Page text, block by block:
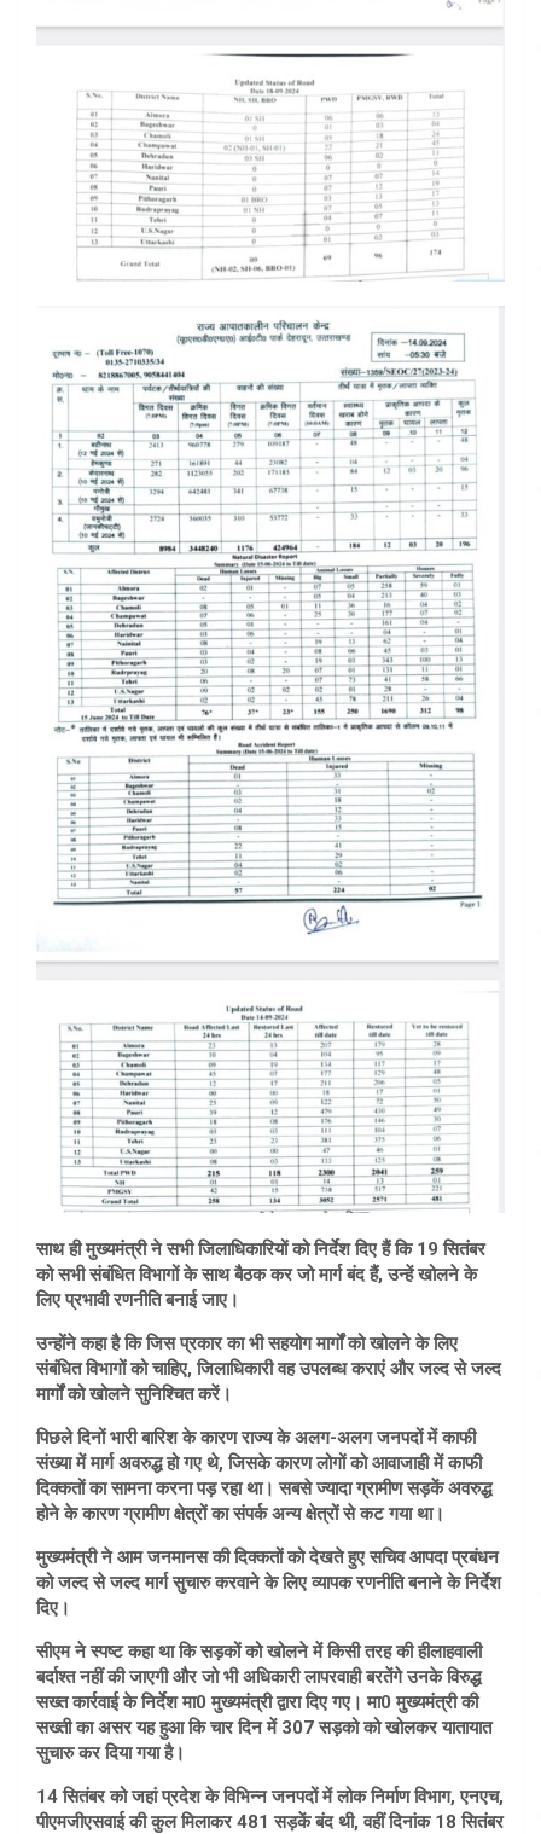
साथ ही मुख्यमंत्री ने सभी जिलाधिकारियों को निर्देश दिए हैं कि 19 सितंबर
को सभी संबंधित विभागों के साथ बैठक कर जो मार्ग बंद हैं, उन्हें खोलने के
लिए प्रभावी रणनीति बनाई जाए।
उन्होंने कहा है कि जिस प्रकार का भी सहयोग मार्गों को खोलने के लिए
संबंधित विभागों को चाहिए, जिलाधिकारी वह उपलब्ध कराएं और जल्द से जल्द
मार्गों को खोलने सुनिश्चित करें।
पिछले दिनों भारी बारिश के कारण राज्य के अलग-अलग जनपदों में काफी
संख्या में मार्ग अवरुद्ध हो गए थे, जिसके कारण लोगों को आवाजाही में काफी
दिक्कतों का सामना करना पड़ रहा था। सबसे ज्यादा ग्रामीण सड़कें अवरुद्ध
होने के कारण ग्रामीण क्षेत्रों का संपर्क अन्य क्षेत्रों से कट गया था।
मुख्यमंत्री ने आम जनमानस की दिक्कतों को देखते हुए सचिव आपदा प्रबंधन
को जल्द से जल्द मार्ग सुचारु करवाने के लिए व्यापक रणनीति बनाने के निर्देश
दिए।
सीएम ने स्पष्ट कहा था कि सड़कों को खोलने में किसी तरह की हीलाहवाली
बर्दाश्त नहीं की जाएगी और जो भी अधिकारी लापरवाही बरतेंगे उनके विरुद्ध
सख्त कार्रवाई के निर्देश मा0 मुख्यमंत्री द्वारा दिए गए। मा0 मुख्यमंत्री की
सख्ती का असर यह हुआ कि चार दिन में 307 सड़को को खोलकर यातायात
सुचारु कर दिया गया है।
14 सितंबर को जहां प्रदेश के विभिन्न जनपदों में लोक निर्माण विभाग, एनएच,
पीएमजीएसवाई की कुल मिलाकर 481 सड़कें बंद थी, वहीं दिनांक 18 सितंबर